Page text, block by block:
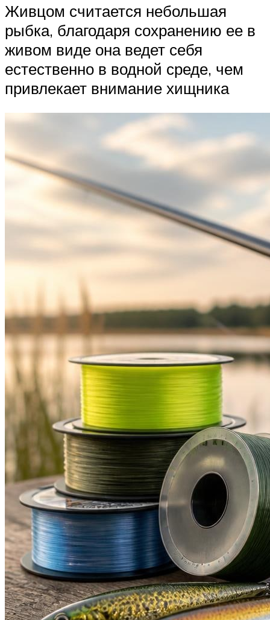
Живцом считается небольшая
рыбка, благодаря сохранению ее в
живом виде она ведет себя
естественно в водной среде, чем
привлекает внимание хищника